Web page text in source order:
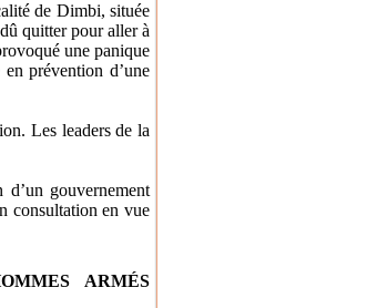
de Dimbi, située
quitter pour aller à
une panique
prévention d’une
Les leaders de la
gouvernement
consultation en vue
ARMÉS